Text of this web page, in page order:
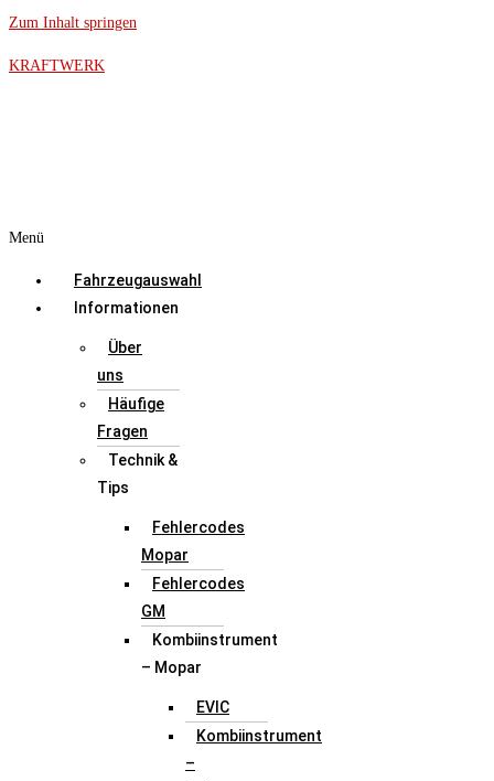
Zum Inhalt springen
KRAFTWERK
Menü
Fahrzeugauswahl
Informationen
Über
uns
Häufige
Fragen
Technik &
Tips
Fehlercodes
Mopar
Fehlercodes
GM
Kombiinstrument
– Mopar
EVIC
Kombiinstrument
–